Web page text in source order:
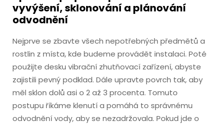
vyvýšení, sklonování a plánování
odvodnění
Nejprve se zbavte všech nepotřebných předmětů a
rostlin z místa, kde budeme provádět instalaci. Poté
použijte desku vibrační zhutňovací zařízení, abyste
zajistili pevný podklad. Dále upravte povrch tak, aby
měl sklon dolů asi o 2 až 3 procenta. Tomuto
postupu říkáme klenutí a pomáhá to správnému
odvodnění vody, aby se nezadržovala. Pokud jde o